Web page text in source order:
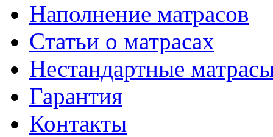
Наполнение матрасов
Cтатьи о матрасах
Нестандартные
Гарантия
Контакты